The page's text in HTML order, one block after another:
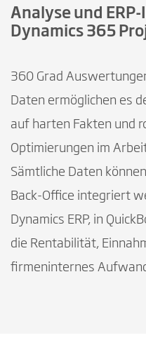
Analyse und
Dynamics 365
360 Grad
Daten ermöglichen es
auf harten Fakten und
Optimierungen im
Sämtliche Daten
Back-Office integriert
Dynamics ERP, in
die Rentabilität,
firmeninternes